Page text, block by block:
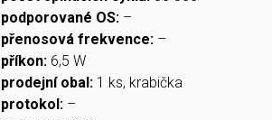
podporované OS: –
přenosová frekvence: –
příkon: 6,5 W
prodejní obal: 1 ks, krabička
protokol: –